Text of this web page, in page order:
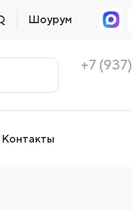
Шоурум
+7 (937)
Контакты